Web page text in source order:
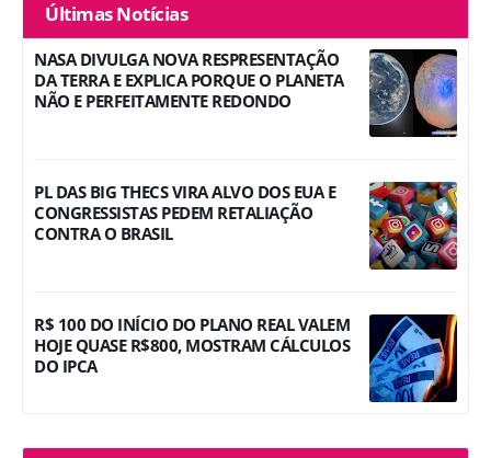
Últimas Notícias
NASA DIVULGA NOVA RESPRESENTAÇÃO
DA TERRA E EXPLICA PORQUE O PLANETA
NÃO E PERFEITAMENTE REDONDO
PL DAS BIG THECS VIRA ALVO DOS EUA E
CONGRESSISTAS PEDEM RETALIAÇÃO
CONTRA O BRASIL
R$ 100 DO INÍCIO DO PLANO REAL VALEM
HOJE QUASE R$800, MOSTRAM CÁLCULOS
DO IPCA